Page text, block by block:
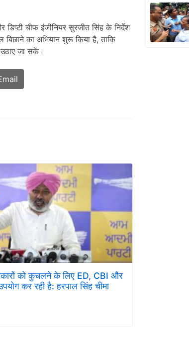
चीफ इंजीनियर सुरजीत सिंह के निर्देश
बिछाने का अभियान शुरू किया है, ताकि
जा सकें।
को कुचलने के लिए ED, CBI और
कर रही है: हरपाल सिंह चीमा